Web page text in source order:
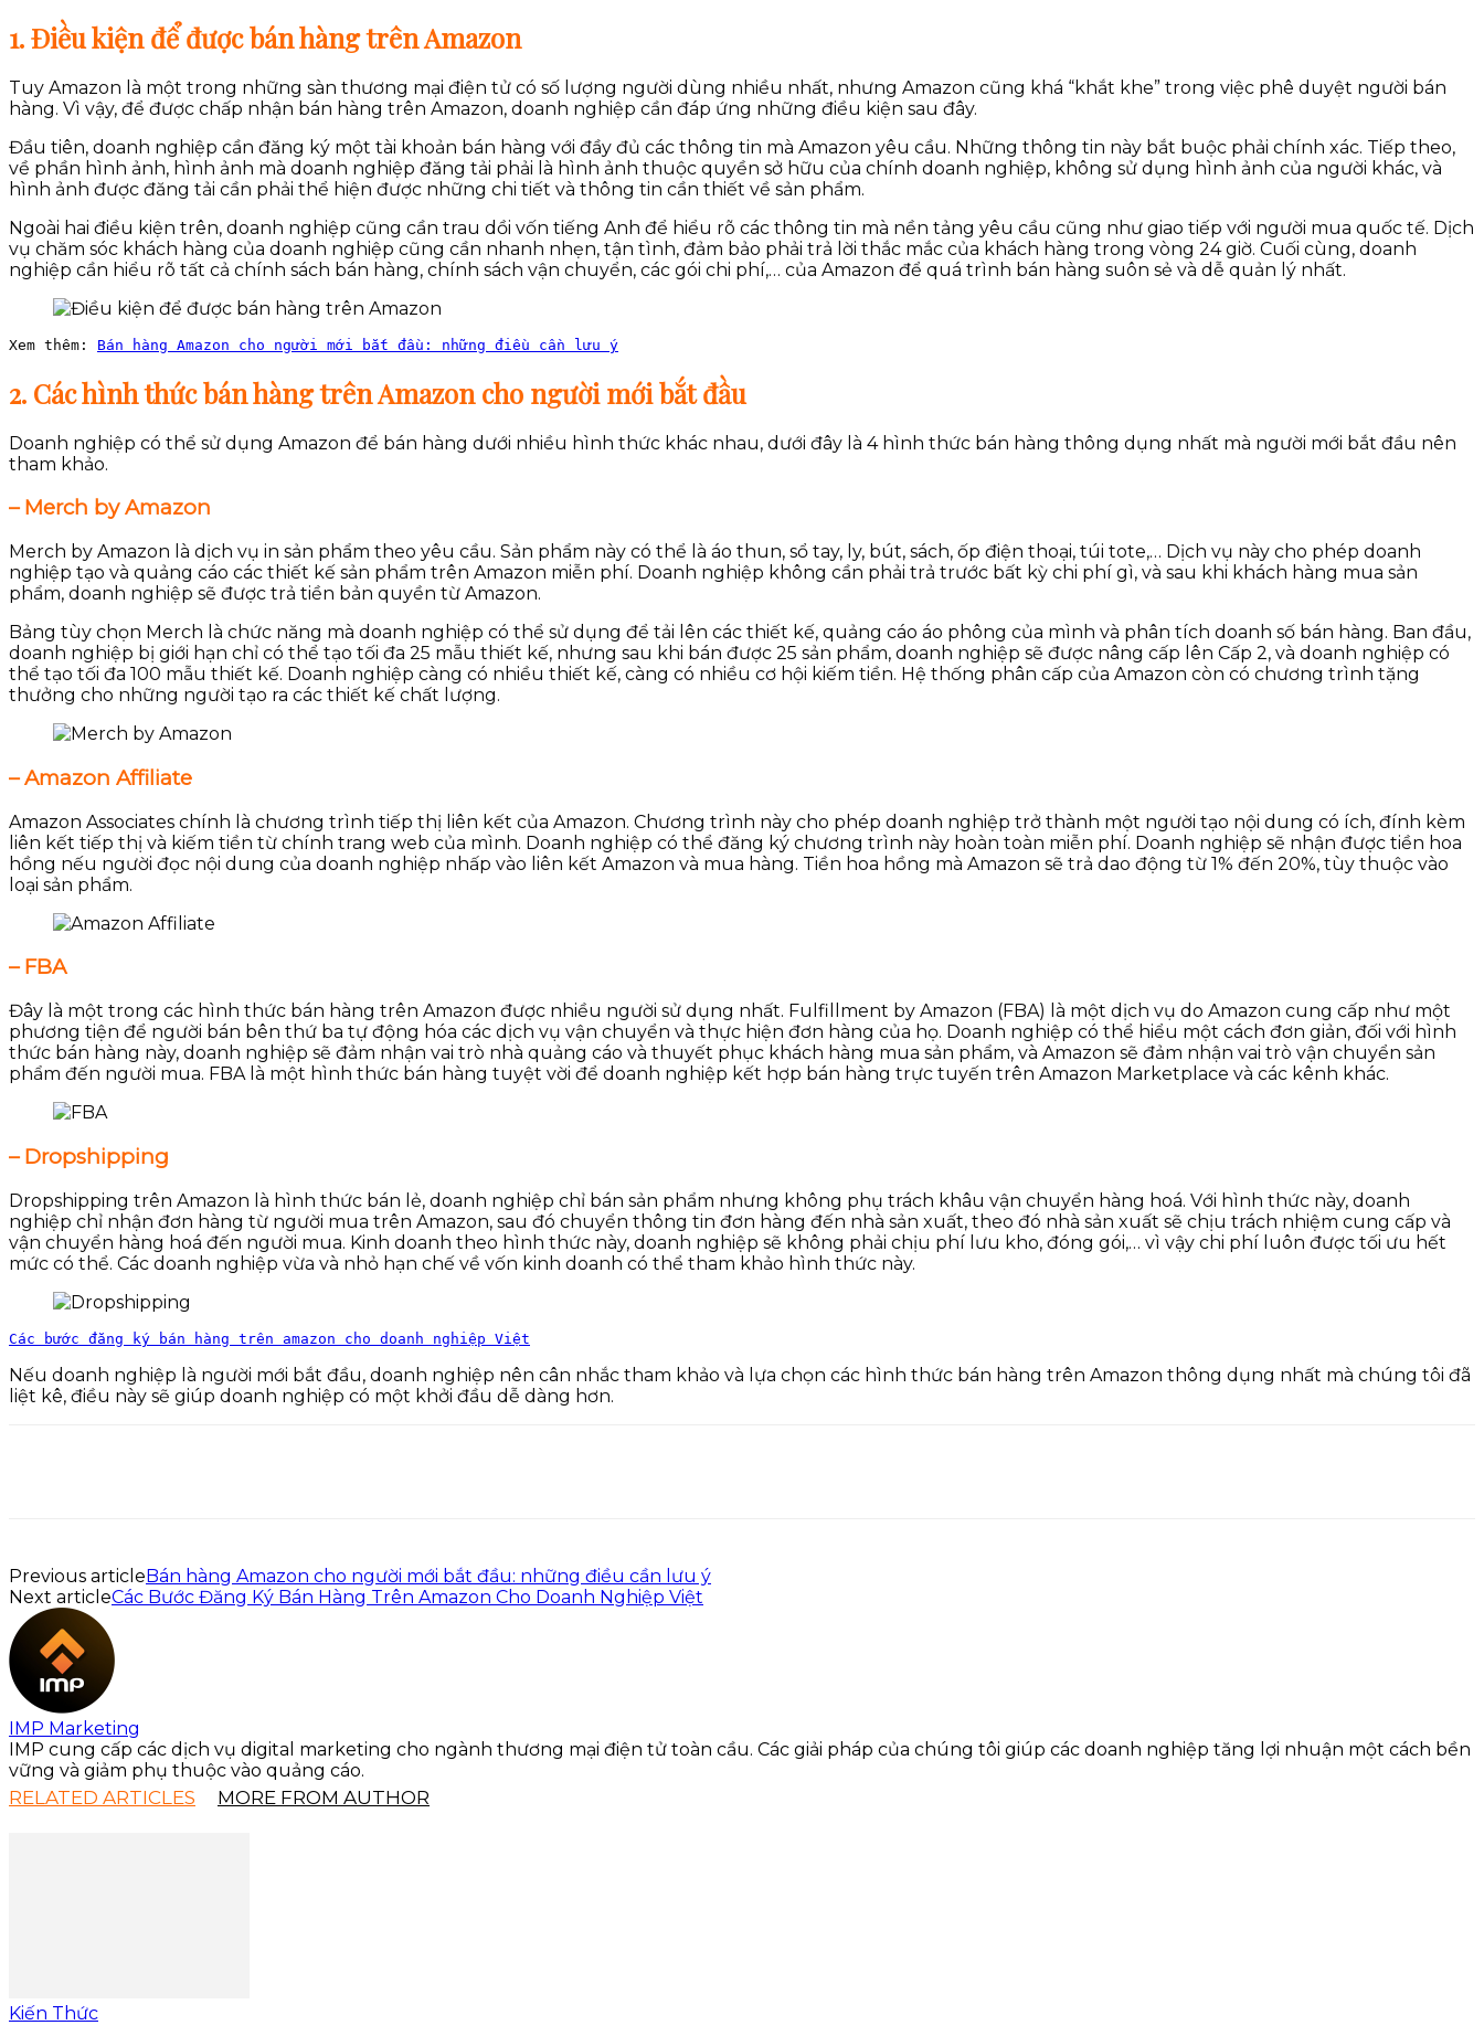
1. Điều kiện để được bán hàng trên Amazon
Tuy Amazon là một trong những sàn thương mại điện tử có số lượng người dùng nhiều nhất, nhưng Amazon cũng khá “khắt khe” trong việc phê duyệt người bán
hàng. Vì vậy, để được chấp nhận bán hàng trên Amazon, doanh nghiệp cần đáp ứng những điều kiện sau đây.
Đầu tiên, doanh nghiệp cần đăng ký một tài khoản bán hàng với đầy đủ các thông tin mà Amazon yêu cầu. Những thông tin này bắt buộc phải chính xác. Tiếp theo,
về phần hình ảnh, hình ảnh mà doanh nghiệp đăng tải phải là hình ảnh thuộc quyền sở hữu của chính doanh nghiệp, không sử dụng hình ảnh của người khác, và
hình ảnh được đăng tải cần phải thể hiện được những chi tiết và thông tin cần thiết về sản phẩm.
Ngoài hai điều kiện trên, doanh nghiệp cũng cần trau dồi vốn tiếng Anh để hiểu rõ các thông tin mà nền tảng yêu cầu cũng như giao tiếp với người mua quốc tế. Dịch
vụ chăm sóc khách hàng của doanh nghiệp cũng cần nhanh nhẹn, tận tình, đảm bảo phải trả lời thắc mắc của khách hàng trong vòng 24 giờ. Cuối cùng, doanh
nghiệp cần hiểu rõ tất cả chính sách bán hàng, chính sách vận chuyển, các gói chi phí,… của Amazon để quá trình bán hàng suôn sẻ và dễ quản lý nhất.
Xem thêm: Bán hàng Amazon cho người mới bắt đầu: những điều cần lưu ý
2. Các hình thức bán hàng trên Amazon cho người mới bắt đầu
Doanh nghiệp có thể sử dụng Amazon để bán hàng dưới nhiều hình thức khác nhau, dưới đây là 4 hình thức bán hàng thông dụng nhất mà người mới bắt đầu nên
tham khảo.
– Merch by Amazon
Merch by Amazon là dịch vụ in sản phẩm theo yêu cầu. Sản phẩm này có thể là áo thun, sổ tay, ly, bút, sách, ốp điện thoại, túi tote,… Dịch vụ này cho phép doanh
nghiệp tạo và quảng cáo các thiết kế sản phẩm trên Amazon miễn phí. Doanh nghiệp không cần phải trả trước bất kỳ chi phí gì, và sau khi khách hàng mua sản
phẩm, doanh nghiệp sẽ được trả tiền bản quyền từ Amazon.
Bảng tùy chọn Merch là chức năng mà doanh nghiệp có thể sử dụng để tải lên các thiết kế, quảng cáo áo phông của mình và phân tích doanh số bán hàng. Ban đầu,
doanh nghiệp bị giới hạn chỉ có thể tạo tối đa 25 mẫu thiết kế, nhưng sau khi bán được 25 sản phẩm, doanh nghiệp sẽ được nâng cấp lên Cấp 2, và doanh nghiệp có
thể tạo tối đa 100 mẫu thiết kế. Doanh nghiệp càng có nhiều thiết kế, càng có nhiều cơ hội kiếm tiền. Hệ thống phân cấp của Amazon còn có chương trình tặng
thưởng cho những người tạo ra các thiết kế chất lượng.
– Amazon Affiliate
Amazon Associates chính là chương trình tiếp thị liên kết của Amazon. Chương trình này cho phép doanh nghiệp trở thành một người tạo nội dung có ích, đính kèm
liên kết tiếp thị và kiếm tiền từ chính trang web của mình. Doanh nghiệp có thể đăng ký chương trình này hoàn toàn miễn phí. Doanh nghiệp sẽ nhận được tiền hoa
hồng nếu người đọc nội dung của doanh nghiệp nhấp vào liên kết Amazon và mua hàng. Tiền hoa hồng mà Amazon sẽ trả dao động từ 1% đến 20%, tùy thuộc vào
loại sản phẩm.
– FBA
Đây là một trong các hình thức bán hàng trên Amazon được nhiều người sử dụng nhất. Fulfillment by Amazon (FBA) là một dịch vụ do Amazon cung cấp như một
phương tiện để người bán bên thứ ba tự động hóa các dịch vụ vận chuyển và thực hiện đơn hàng của họ. Doanh nghiệp có thể hiểu một cách đơn giản, đối với hình
thức bán hàng này, doanh nghiệp sẽ đảm nhận vai trò nhà quảng cáo và thuyết phục khách hàng mua sản phẩm, và Amazon sẽ đảm nhận vai trò vận chuyển sản
phẩm đến người mua. FBA là một hình thức bán hàng tuyệt vời để doanh nghiệp kết hợp bán hàng trực tuyến trên Amazon Marketplace và các kênh khác.
– Dropshipping
Dropshipping trên Amazon là hình thức bán lẻ, doanh nghiệp chỉ bán sản phẩm nhưng không phụ trách khâu vận chuyển hàng hoá. Với hình thức này, doanh
nghiệp chỉ nhận đơn hàng từ người mua trên Amazon, sau đó chuyển thông tin đơn hàng đến nhà sản xuất, theo đó nhà sản xuất sẽ chịu trách nhiệm cung cấp và
vận chuyển hàng hoá đến người mua. Kinh doanh theo hình thức này, doanh nghiệp sẽ không phải chịu phí lưu kho, đóng gói,… vì vậy chi phí luôn được tối ưu hết
mức có thể. Các doanh nghiệp vừa và nhỏ hạn chế về vốn kinh doanh có thể tham khảo hình thức này.
Các bước đăng ký bán hàng trên amazon cho doanh nghiệp Việt
Nếu doanh nghiệp là người mới bắt đầu, doanh nghiệp nên cân nhắc tham khảo và lựa chọn các hình thức bán hàng trên Amazon thông dụng nhất mà chúng tôi đã
liệt kê, điều này sẽ giúp doanh nghiệp có một khởi đầu dễ dàng hơn.
Previous articleBán hàng Amazon cho người mới bắt đầu: những điều cần lưu ý
Next articleCác Bước Đăng Ký Bán Hàng Trên Amazon Cho Doanh Nghiệp Việt
IMP Marketing
IMP cung cấp các dịch vụ digital marketing cho ngành thương mại điện tử toàn cầu. Các giải pháp của chúng tôi giúp các doanh nghiệp tăng lợi nhuận một cách bền
vững và giảm phụ thuộc vào quảng cáo.
RELATED ARTICLES MORE FROM AUTHOR
Kiến Thức